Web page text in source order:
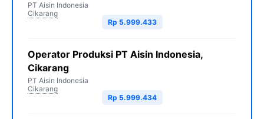
PT Aisin Indonesia
Cikarang
Rp 5.999.433
Operator Produksi PT Aisin Indonesia,
Cikarang
PT Aisin Indonesia
Cikarang
Rp 5.999.434